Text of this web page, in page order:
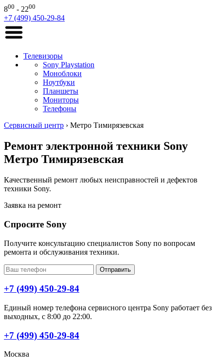
800 - 2200
+7 (499) 450-29-84
Телевизоры
Sony Playstation
Моноблоки
Ноутбуки
Планшеты
Мониторы
Телефоны
Сервисный центр › Метро Тимирязевская
Ремонт электронной техники Sony
Метро Тимирязевская
Качественный ремонт любых неисправностей и дефектов
техники Sony.
Заявка на ремонт
Спросите Sony
Получите консультацию специалистов Sony по вопросам
ремонта и обслуживания техники.
Отправить
+7 (499) 450-29-84
Единый номер телефона сервисного центра Sony работает без
выходных, с 8:00 до 22:00.
+7 (499) 450-29-84
Москва